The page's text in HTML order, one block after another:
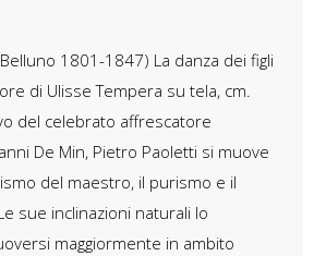
1801-1847) La danza dei figli
di Ulisse Tempera su tela, cm.
del celebrato affrescatore
De Min, Pietro Paoletti si muove
del maestro, il purismo e il
sue inclinazioni naturali lo
maggiormente in ambito